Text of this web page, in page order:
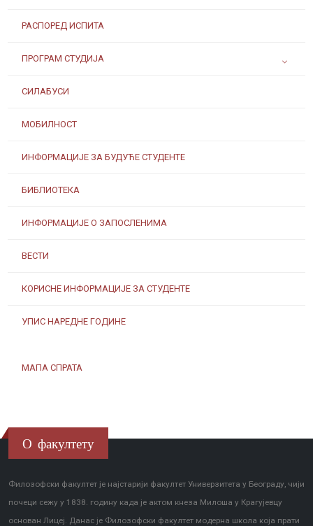
РАСПОРЕД ИСПИТА
ПРОГРАМ СТУДИЈА
СИЛАБУСИ
МОБИЛНОСТ
ИНФОРМАЦИЈЕ ЗА БУДУЋЕ СТУДЕНТЕ
БИБЛИОТЕКА
ИНФОРМАЦИЈЕ О ЗАПОСЛЕНИМА
ВЕСТИ
КОРИСНЕ ИНФОРМАЦИЈЕ ЗА СТУДЕНТЕ
УПИС НАРЕДНЕ ГОДИНЕ
МАПА СПРАТА
О факултету
Филозофски факултет је најстарији факултет Универзитета у Београду, чији
почеци сежу у 1838. годину када је актом кнеза Милоша у Крагујевцу
основан Лицеј. Данас је Филозофски факултет модерна школа која прати